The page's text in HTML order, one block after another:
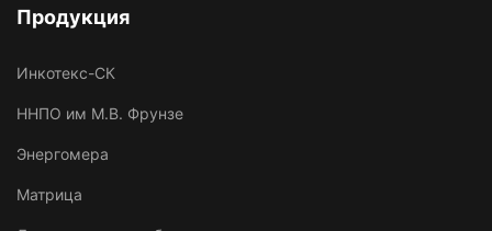
Продукция
Инкотекс-СК
ННПО им М.В. Фрунзе
Энергомера
Матрица